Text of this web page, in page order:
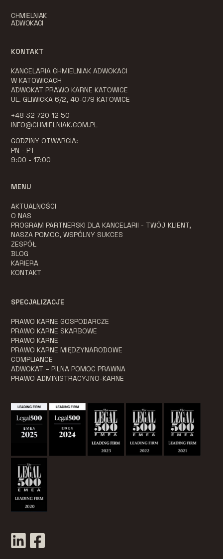
CHMIELNIAK
ADWOKACI
KONTAKT
KANCELARIA CHMIELNIAK ADWOKACI
W KATOWICACH
ADWOKAT PRAWO KARNE KATOWICE
UL. GLIWICKA 6/2, 40-079 KATOWICE
+48 32 720 12 50
INFO@CHMIELNIAK.COM.PL
GODZINY OTWARCIA:
PN - PT
9:00 - 17:00
MENU
AKTUALNOŚCI
O NAS
PROGRAM PARTNERSKI DLA KANCELARII - TWÓJ KLIENT,
NASZA POMOC, WSPÓLNY SUKCES
ZESPÓŁ
BLOG
KARIERA
KONTAKT
SPECJALIZACJE
PRAWO KARNE GOSPODARCZE
PRAWO KARNE SKARBOWE
PRAWO KARNE
PRAWO KARNE MIĘDZYNARODOWE
COMPLIANCE
ADWOKAT – PILNA POMOC PRAWNA
PRAWO ADMINISTRACYJNO-KARNE